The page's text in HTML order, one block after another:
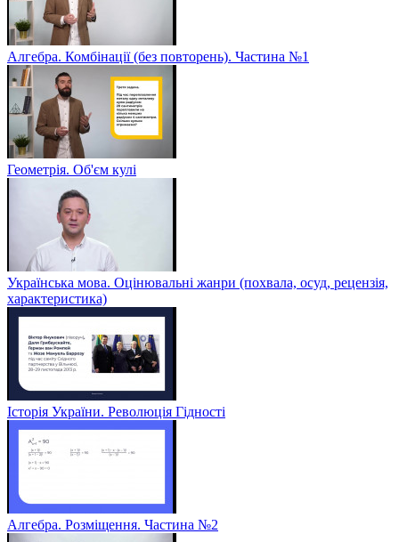
Алгебра. Комбінації (без повторень). Частина №1
Геометрія. Об'єм кулі
Українська мова. Оцінювальні жанри (похвала, осуд, рецензія,
характеристика)
Історія України. Революція Гідності
Алгебра. Розміщення. Частина №2